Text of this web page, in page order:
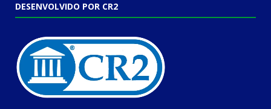
DESENVOLVIDO POR CR2